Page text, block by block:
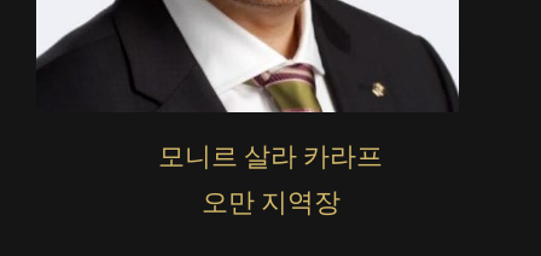
모니르 살라 카라프
오만 지역장